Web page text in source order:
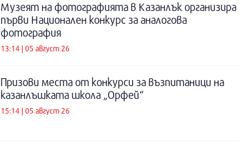
Музеят на фотографията в Казанлък организира
първи Национален конкурс за аналогова
фотография
13:14 | 05 август 26
Призови места от конкурси за възпитаници на
казанлъшката школа „Орфей“
15:14 | 05 август 26